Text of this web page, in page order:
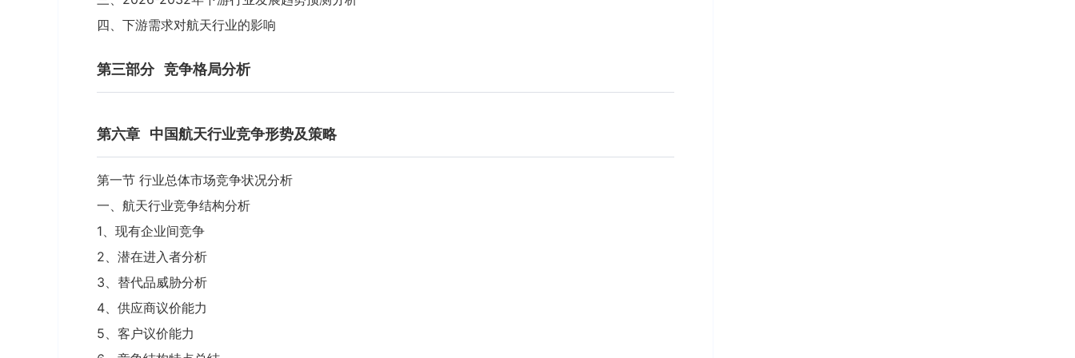
四、下游需求对航天行业的影响
第三部分 竞争格局分析
第六章 中国航天行业竞争形势及策略
第一节 行业总体市场竞争状况分析
一、航天行业竞争结构分析
1、现有企业间竞争
2、潜在进入者分析
3、替代品威胁分析
4、供应商议价能力
5、客户议价能力